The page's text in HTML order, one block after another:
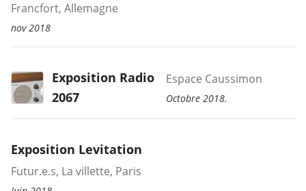
Francfort, Allemagne
nov 2018
Exposition Radio
2067
Espace Caussimon
Octobre 2018.
Exposition Levitation
Futur.e.s, La villette, Paris